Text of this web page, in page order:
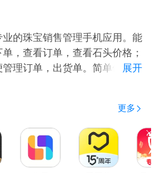
的珠宝销售管理手机应用。能
，查看订单，查看石头价格；
理订单，出货单。简单便捷的
展开
更多